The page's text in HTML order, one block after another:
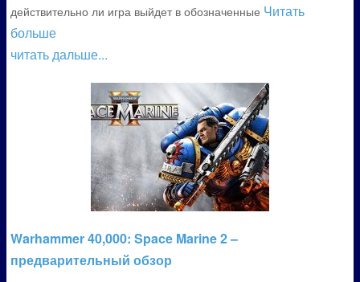
действительно ли игра выйдет в обозначенные Читать
больше
читать дальше...
Warhammer 40,000: Space Marine 2 –
предварительный обзор